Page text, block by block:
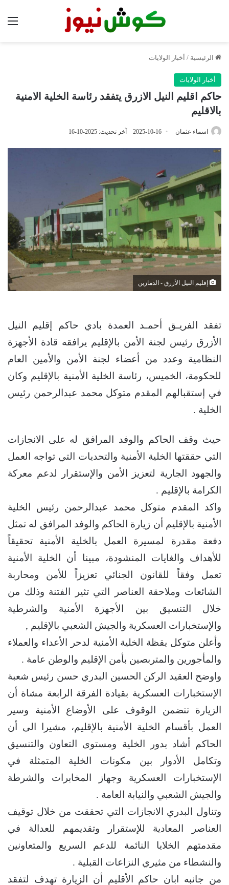
الرئيسية / أخبار الولايات
أخبار الولايات
حاكم اقليم النيل الازرق يتفقد رئاسة الخلية الامنية
بالاقليم
اسماء عثمان 2025-10-16 آخر تحديث: 2025-10-16
إقليم النيل الأزرق - الدمازين
تفقد الفريـق أحمـد العمدة بادي حاكم إقليم النيل
الأزرق رئيس لجنة الأمن بالإقليم يرافقه قادة الأجهزة
النظامية وعدد من أعضاء لجنة الأمن والأمين العام
للحكومة، الخميس، رئاسة الخلية الأمنية بالإقليم وكان
في إستقبالهم المقدم متوكل محمد عبدالرحمن رئيس
الخلية .
حيث وقف الحاكم والوفد المرافق له على الانجازات
التي حققتها الخلية الأمنية والتحديات التي تواجه العمل
والجهود الجارية لتعزيز الأمن والإستقرار لدعم معركة
الكرامة بالإقليم .
واكد المقدم متوكل محمد عبدالرحمن رئيس الخلية
الأمنية بالإقليم أن زيارة الحاكم والوفد المرافق له تمثل
دفعة مقدرة لمسيرة العمل بالخلية الأمنية تحقيقاً
للأهداف والغايات المنشودة، مبينا أن الخلية الأمنية
تعمل وفقاً للقانون الجنائي تعزيزاً للأمن ومحاربة
الشائعات وملاحقة العناصر التي تثير الفتنة وذلك من
خلال التنسيق بين الأجهزة الأمنية والشرطية
والإستخبارات العسكرية والجيش الشعبي بالإقليم ,
وأعلن متوكل يقظة الخلية الأمنية لدحر الأعداء والعملاء
والمأجورين والمتربصين بأمن الإقليم والوطن عامة .
واوضح العقيد الركن الحسين البدري حسن رئيس شعبة
الإستخبارات العسكرية بقيادة الفرقة الرابعة مشاة أن
الزيارة تتضمن الوقوف على الأوضاع الأمنية وسير
العمل بأقسام الخلية الأمنية بالإقليم، مشيرا الى أن
الحاكم أشاد بدور الخلية ومستوى التعاون والتنسيق
وتكامل الأدوار بين مكونات الخلية المتمثلة في
الإستخبارات العسكرية وجهاز المخابرات والشرطة
والجيش الشعبي والنيابة العامة .
وتناول البدري الانجازات التي تحققت من خلال توقيف
العناصر المعادية للإستقرار وتقديمهم للعدالة في
مقدمتهم الخلايا النائمة للدعم السريع والمتعاونين
والنشطاء من مثيري النزاعات القبلية .
من جانبه ابان حاكم الأقليم أن الزيارة تهدف لتفقد